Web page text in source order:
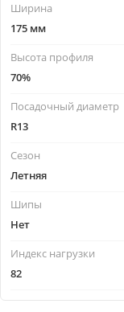
Ширина
175 мм
Высота профиля
70%
Посадочный диаметр
R13
Сезон
Летняя
Шипы
Нет
Индекс нагрузки
82